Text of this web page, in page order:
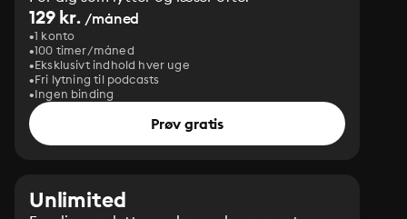
129 kr. /måned
1 konto
100 timer/måned
Eksklusivt indhold hver uge
Fri lytning til podcasts
Ingen binding
Prøv gratis
Unlimited